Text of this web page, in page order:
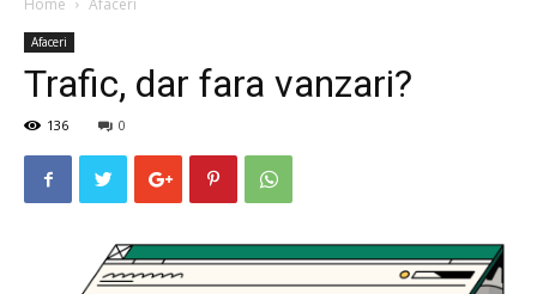
Cluj
Home Afaceri
Afaceri
Trafic, dar fara vanzari?
136 0